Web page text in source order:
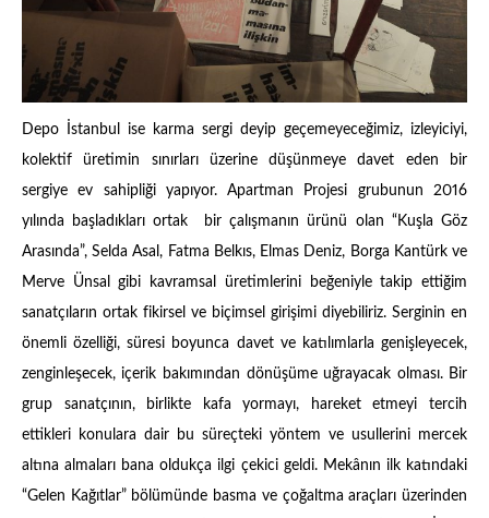
Depo İstanbul ise karma sergi deyip geçemeyeceğimiz, izleyiciyi,
kolektif üretimin sınırları üzerine düşünmeye davet eden bir
sergiye ev sahipliği yapıyor. Apartman Projesi grubunun 2016
yılında başladıkları ortak bir çalışmanın ürünü olan “Kuşla Göz
Arasında”, Selda Asal, Fatma Belkıs, Elmas Deniz, Borga Kantürk ve
Merve Ünsal gibi kavramsal üretimlerini beğeniyle takip ettiğim
sanatçıların ortak fikirsel ve biçimsel girişimi diyebiliriz. Serginin en
önemli özelliği, süresi boyunca davet ve katılımlarla genişleyecek,
zenginleşecek, içerik bakımından dönüşüme uğrayacak olması. Bir
grup sanatçının, birlikte kafa yormayı, hareket etmeyi tercih
ettikleri konulara dair bu süreçteki yöntem ve usullerini mercek
altına almaları bana oldukça ilgi çekici geldi. Mekânın ilk katındaki
“Gelen Kağıtlar” bölümünde basma ve çoğaltma araçları üzerinden